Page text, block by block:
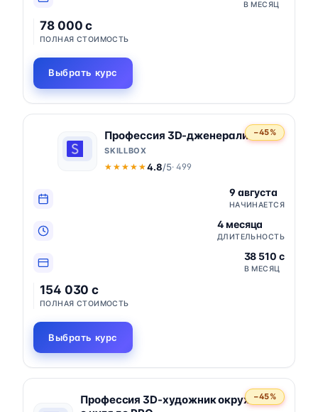
В МЕСЯЦ
78 000 c
ПОЛНАЯ СТОИМОСТЬ
Выбрать курс
−45%
Профессия 3D-дженералист
SKILLBOX
★★★★★
★★★★★4.8/5· 499
9 августа
НАЧИНАЕТСЯ
4 месяца
ДЛИТЕЛЬНОСТЬ
38 510 c
В МЕСЯЦ
154 030 c
ПОЛНАЯ СТОИМОСТЬ
Выбрать курс
−45%
Профессия 3D-художник окружения